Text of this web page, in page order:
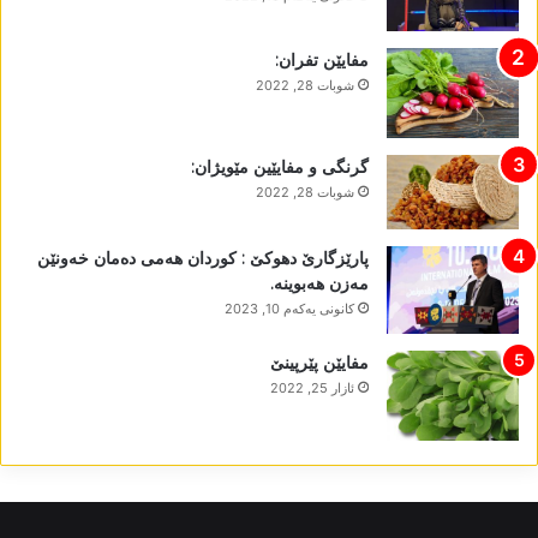
مفایێن تفران:
شوبات 28, 2022
گرنگی و مفایێین مێویژان:
شوبات 28, 2022
پارێزگارێ دھوکێ : کوردان ھەمی دەمان خەونێن
مەزن ھەبوینە.
كانونی یه‌كه‌م 10, 2023
مفایێن پێرپینێ
ئازار 25, 2022